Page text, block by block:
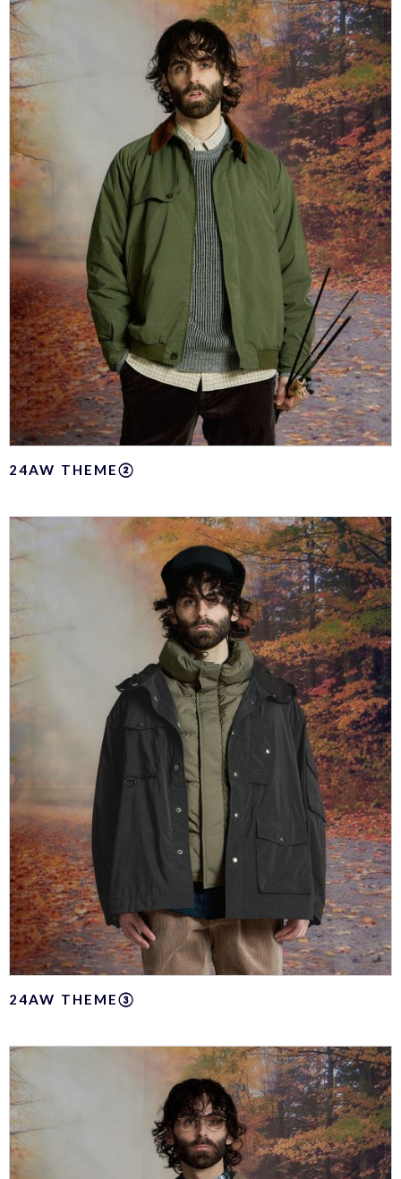
24AW THEME②
24AW THEME③